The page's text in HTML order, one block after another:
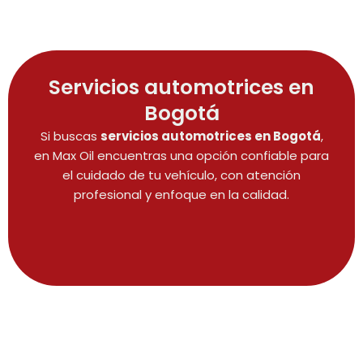
Servicios automotrices en
Bogotá
Si buscas servicios automotrices en Bogotá,
en Max Oil encuentras una opción confiable para
el cuidado de tu vehículo, con atención
profesional y enfoque en la calidad.